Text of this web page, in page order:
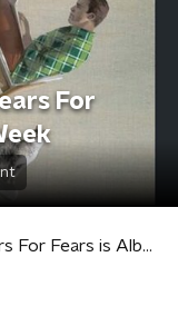
For
The Tipping Point van Tears For Fears is Album van de Week